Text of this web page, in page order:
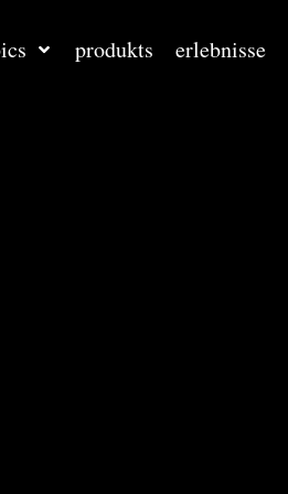
produkts erlebnisse